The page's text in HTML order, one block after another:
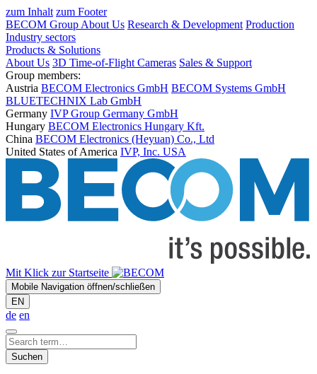
zum Inhalt zum Footer
BECOM Group About Us Research & Development Production
Industry sectors
Products & Solutions
About Us 3D Time-of-Flight Cameras Sales & Support
Group members:
Austria BECOM Electronics GmbH BECOM Systems GmbH
BLUETECHNIX Lab GmbH
Germany IVP Group Germany GmbH
Hungary BECOM Electronics Hungary Kft.
China BECOM Electronics (Heyuan) Co., Ltd
United States of America IVP, Inc. USA
Mit Klick zur Startseite
Mobile Navigation öffnen/schließen
EN
de en
Suchen